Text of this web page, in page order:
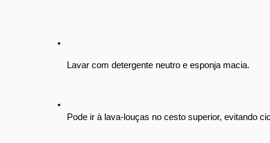
Lavar com detergente neutro e esponja macia.
Pode ir à lava-louças no cesto superior, evitando